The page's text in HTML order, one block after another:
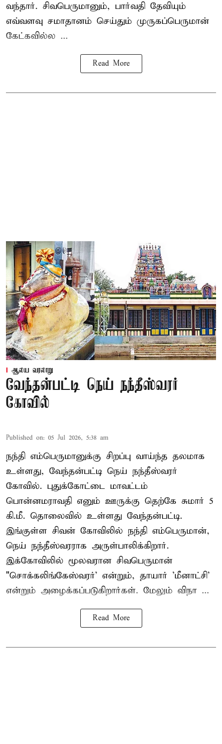
வந்தார். சிவபெருமானும், பார்வதி தேவியும்
எவ்வளவு சமாதானம் செய்தும் முருகப்பெருமான்
கேட்கவில்ல ...
Read More
ஆலய வரலாறு
வேந்தன்பட்டி நெய் நந்தீஸ்வரர்
கோவில்
Published on: 05 Jul 2026, 5:38 am
நந்தி எம்பெருமானுக்கு சிறப்பு வாய்ந்த தலமாக
உள்ளது, வேந்தன்பட்டி நெய் நந்தீஸ்வரர்
கோவில். புதுக்கோட்டை மாவட்டம்
பொன்னமராவதி எனும் ஊருக்கு தெற்கே சுமார் 5
கி.மீ. தொலைவில் உள்ளது வேந்தன்பட்டி.
இங்குள்ள சிவன் கோவிலில் நந்தி எம்பெருமான்,
நெய் நந்தீஸ்வரராக அருள்பாலிக்கிறார்.
இக்கோவிலில் மூலவரான சிவபெருமான்
"சொக்கலிங்கேஸ்வரர்' என்றும், தாயார் 'மீனாட்சி'
என்றும் அழைக்கப்படுகிறார்கள். மேலும் விநா ...
Read More